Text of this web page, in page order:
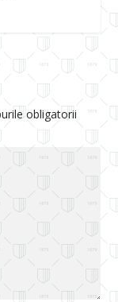
obligatorii